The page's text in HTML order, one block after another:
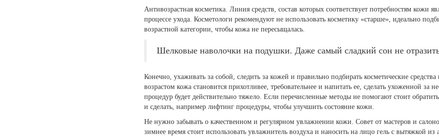
Антивозрастная косметика. Линия средств, состав которых соответствует потребностям кожи
процессе ухода. Косметологи рекомендуют не использовать косметику «старше», идеально
возрастной категории, чтобы кожа не пересыщалась.
Шелковые наволочки на подушки. Даже самый сладкий сон не
Конечно, ухаживать за собой, следить за кожей и правильно подбирать косметические средства
возрастом кожа становится прихотливее, требовательнее и напитать ее, сделать ухоженной за
процедур будет действительно тяжело. Если перечисленные методы не помогают стоит
и сделать, например лифтинг процедуры, чтобы улучшить состояние кожи.
Не нужно забывать о качественном и регулярном увлажнении кожи. Совет от мастеров и
зимнее время стоит использовать увлажнитель воздуха и наносить на лицо гель с вытяжкой из